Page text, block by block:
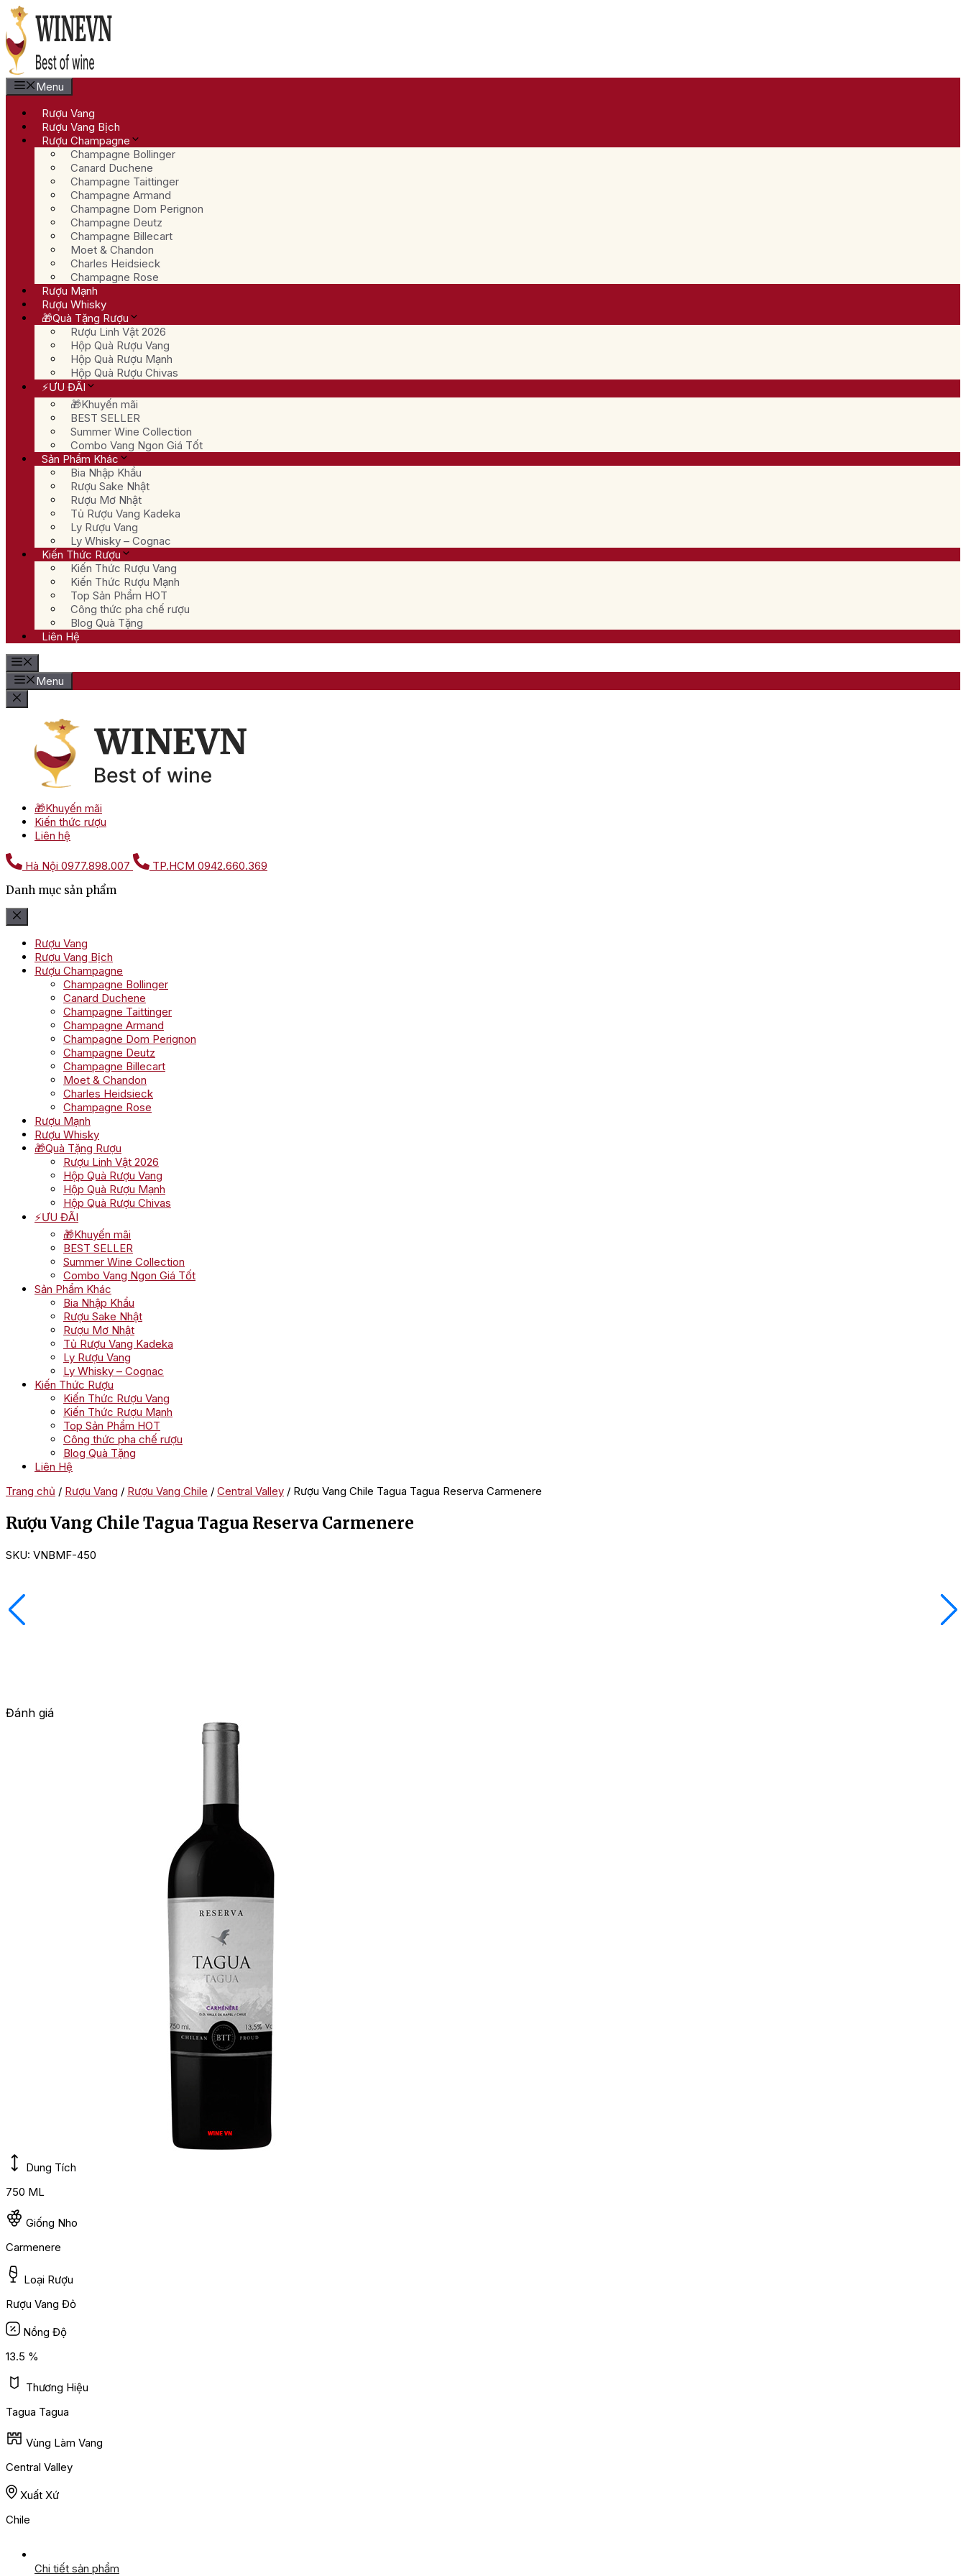
Chuyển
đến
nội
dung
Menu
Rượu Vang
Rượu Vang Bịch
Rượu Champagne
Champagne Bollinger
Canard Duchene
Champagne Taittinger
Champagne Armand
Champagne Dom Perignon
Champagne Deutz
Champagne Billecart
Moet & Chandon
Charles Heidsieck
Champagne Rose
Rượu Mạnh
Rượu Whisky
🎁Quà Tặng Rượu
Rượu Linh Vật 2026
Hộp Quà Rượu Vang
Hộp Quà Rượu Mạnh
Hộp Quà Rượu Chivas
⚡ƯU ĐÃI
🎁Khuyến mãi
BEST SELLER
Summer Wine Collection
Combo Vang Ngon Giá Tốt
Sản Phẩm Khác
Bia Nhập Khẩu
Rượu Sake Nhật
Rượu Mơ Nhật
Tủ Rượu Vang Kadeka
Ly Rượu Vang
Ly Whisky – Cognac
Kiến Thức Rượu
Kiến Thức Rượu Vang
Kiến Thức Rượu Mạnh
Top Sản Phẩm HOT
Công thức pha chế rượu
Blog Quà Tặng
Liên Hệ
Menu
🎁Khuyến mãi
Kiến thức rượu
Liên hệ
Hà Nội 0977.898.007 TP.HCM 0942.660.369
Danh mục sản phẩm
Rượu Vang
Rượu Vang Bịch
Rượu Champagne
Champagne Bollinger
Canard Duchene
Champagne Taittinger
Champagne Armand
Champagne Dom Perignon
Champagne Deutz
Champagne Billecart
Moet & Chandon
Charles Heidsieck
Champagne Rose
Rượu Mạnh
Rượu Whisky
🎁Quà Tặng Rượu
Rượu Linh Vật 2026
Hộp Quà Rượu Vang
Hộp Quà Rượu Mạnh
Hộp Quà Rượu Chivas
⚡ƯU ĐÃI
🎁Khuyến mãi
BEST SELLER
Summer Wine Collection
Combo Vang Ngon Giá Tốt
Sản Phẩm Khác
Bia Nhập Khẩu
Rượu Sake Nhật
Rượu Mơ Nhật
Tủ Rượu Vang Kadeka
Ly Rượu Vang
Ly Whisky – Cognac
Kiến Thức Rượu
Kiến Thức Rượu Vang
Kiến Thức Rượu Mạnh
Top Sản Phẩm HOT
Công thức pha chế rượu
Blog Quà Tặng
Liên Hệ
Trang chủ / Rượu Vang / Rượu Vang Chile / Central Valley / Rượu Vang Chile Tagua Tagua Reserva Carmenere
Rượu Vang Chile Tagua Tagua Reserva Carmenere
SKU: VNBMF-450
Đánh giá
Dung Tích
750 ML
Giống Nho
Carmenere
Loại Rượu
Rượu Vang Đỏ
Nồng Độ
13.5 %
Thương Hiệu
Tagua Tagua
Vùng Làm Vang
Central Valley
Xuất Xứ
Chile
Chi tiết sản phẩm